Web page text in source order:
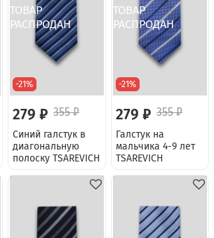
-21%
279 ₽ 355 ₽
Синий галстук в
диагональную
полоску TSAREVICH
-21%
279 ₽ 355 ₽
Галстук на
мальчика 4-9 лет
TSAREVICH